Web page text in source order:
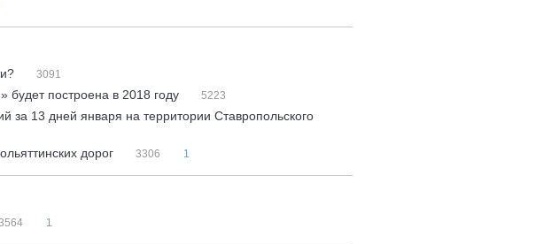
3091
будет построена в 2018 году 5223
за 13 дней января на территории Ставропольского
дорог 3306 1
1